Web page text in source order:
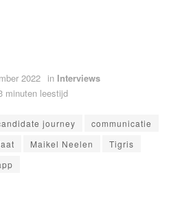
2022 in Interviews
minuten leestijd
journey
communicatie
Maikel Neelen
Tigris